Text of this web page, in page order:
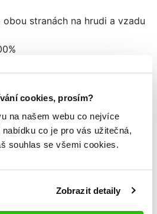
cookies, prosím?
na našem webu co nejvíce
co je pro vás užitečná,
souhlas se všemi cookies.
Zobrazit detaily
stranách na hrudi a vzadu